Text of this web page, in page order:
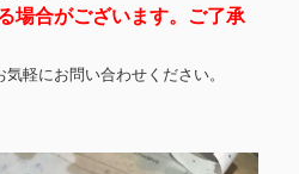
場合がございます。ご了承
軽にお問い合わせください。